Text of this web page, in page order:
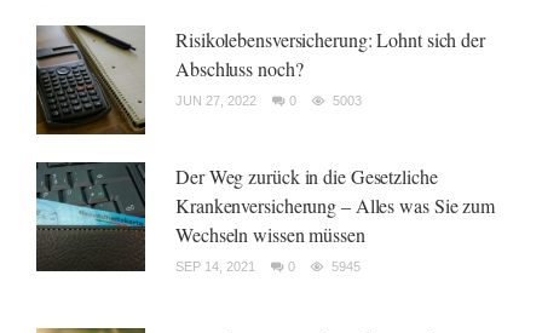
Risikolebensversicherung: Lohnt sich der
Abschluss noch?
JUN 27, 2022 0 5003
Der Weg zurück in die Gesetzliche
Krankenversicherung – Alles was Sie zum
Wechseln wissen müssen
SEP 14, 2021 0 5945